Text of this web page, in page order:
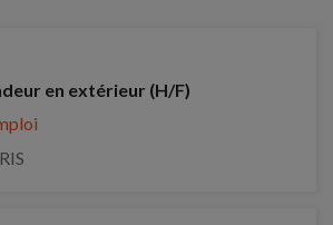
en extérieur (H/F)